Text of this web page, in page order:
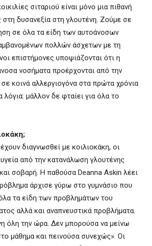
σιταριού είναι μόνο μια πιθανή
στη δυσανεξία στη γλουτένη. Ζούμε σε
σε όλα τα είδη των αυτοάνοσων
πολλών άσχετων με τη
επιστήμονες υποψιάζονται ότι η
νοσήματα προέρχονται από την
κοινά αλλεργιογόνα στα πρώτα χρόνια
μάλλον δε φταίει για όλα το
διαγνωσθεί με κοιλιοκάκη, οι
από την κατανάλωση γλουτένης
και σοβαρή. Η παθούσα Deanna Askin λέει
άρχισε γύρω στο γυμνάσιο που
τα είδη των προβλημάτων του
αλλά και αναπνευστικά προβλήματα.
όλη την ώρα. Δεν μπορούσα να μείνω
μάθημα και πεινούσα συνεχώς». Οι